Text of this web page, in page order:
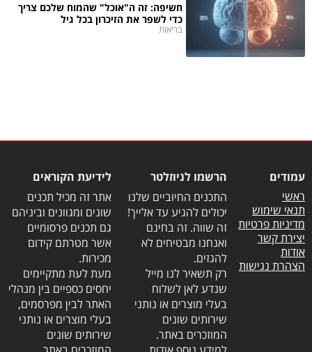
חשיפה: זה ה"אוכל" שהמוח שלכם צריך
כדי לשפר את הזיכרון בכל גיל
בריאות
עמודים
ראשי
תנאי שימוש
מדיניות פרטיות
יצירת קשר
אודות
הצהרת נגישות
הרשמו לניוזלטר
התכנים החיוביים שלנו
יכולים להגיע עד אלייך!
זה שווה. זה בחינם
ואנחנו מבטיחים לא
להגזים.
רק תשאיר לנו מייל
שנדע לאן לשלוח
בעלי מוצרים או נותני
שירותים שונים
המוזכרים באתר.
לידיעת הקוראים
אתר זה מכיל תכנים
שונים ומגוונים וביניהם
גם תכנים פרסומיים
אשר מטרתם קידום
מכירות.
מעת לעת מתקיימים
יחסים כספיים בין מנהלי
האתר לבין מפרסמים,
בעלי מוצרים או נותני
שירותים שונים